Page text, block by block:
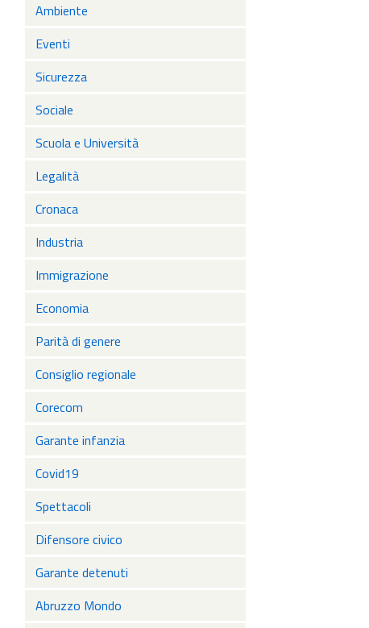
Ambiente
Eventi
Sicurezza
Sociale
Scuola e Università
Legalità
Cronaca
Industria
Immigrazione
Economia
Parità di genere
Consiglio regionale
Corecom
Garante infanzia
Covid19
Spettacoli
Difensore civico
Garante detenuti
Abruzzo Mondo